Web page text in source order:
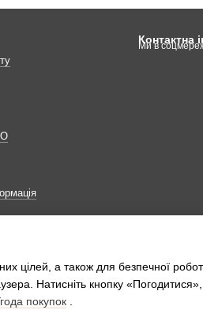
Контактна
Ми в
цілей, а також для безпечної
Натисніть кнопку
покупок